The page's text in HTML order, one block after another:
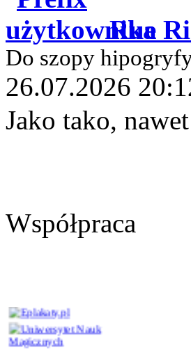
Rue
Do szopy
26.07.2026
Jako tako,
Współpraca